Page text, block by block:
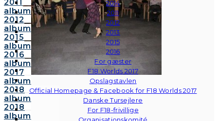
2014
2011
2012
2013
2015
2016
For gæster
F18 Worlds 2017
Opslagstavlen
Official Homepage & Facebook for F18 Worlds 2017
Danske Tursejlere
For F18-frivillige
2011
album
2012
album
2015
album
2016
album
2017
album
2018
album
2018
album